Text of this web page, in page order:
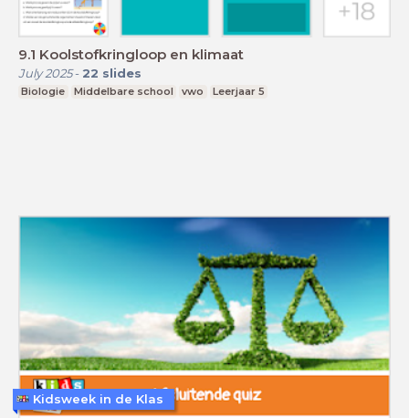
9.1 Koolstofkringloop en klimaat
July 2025- 22 slides
Biologie Middelbare school vwo Leerjaar 5
Kidsweek in de Klas